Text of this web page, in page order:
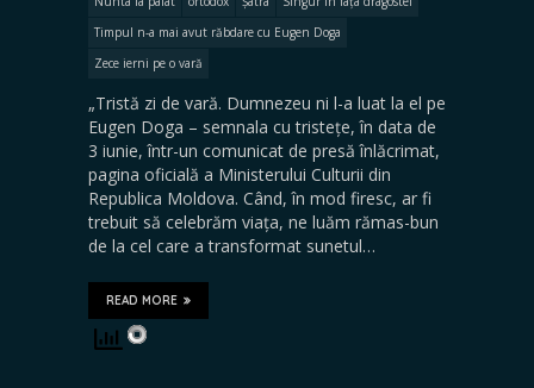
Timpul n-a mai avut răbdare cu Eugen Doga
Zece ierni pe o vară
„Tristă zi de vară. Dumnezeu ni l-a luat la el pe
Eugen Doga – semnala cu tristețe, în data de
3 iunie, într-un comunicat de presă înlăcrimat,
pagina oficială a Ministerului Culturii din
Republica Moldova. Când, în mod firesc, ar fi
trebuit să celebrăm viața, ne luăm rămas-bun
de la cel care a transformat sunetul…
READ MORE